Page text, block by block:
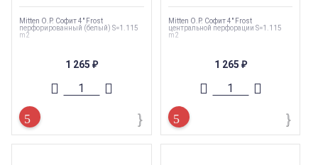
Mitten O.P. Софит 4" Frost
перфорированный (белый) S=1.115
m2
1 265 ₽
Mitten O.P. Софит 4" Frost
центральной перфорации S=1.115
m2
1 265 ₽